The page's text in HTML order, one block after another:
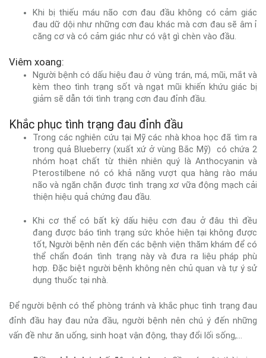
Khi bị thiếu máu não cơn đau đầu không có cảm giác
đau dữ dội như những cơn đau khác mà cơn đau sẽ âm ỉ
căng cơ và có cảm giác như có vật gì chèn vào đầu.
Viêm xoang:
Người bệnh có dấu hiệu đau ở vùng trán, má, mũi, mắt và
kèm theo tình trạng sốt và ngạt mũi khiến khứu giác bị
giảm sẽ dẫn tới tình trạng cơn đau đỉnh đầu.
Khắc phục tình trạng đau đỉnh đầu
Trong các nghiên cứu tại Mỹ các nhà khoa học đã tìm ra
trong quả Blueberry (xuất xứ ở vùng Bắc Mỹ) có chứa 2
nhóm hoạt chất từ thiên nhiên quý là Anthocyanin và
Pterostilbene nó có khả năng vượt qua hàng rào máu
não và ngăn chặn được tình trạng xơ vữa động mạch cải
thiện hiệu quả chứng đau đầu.
Khi cơ thể có bất kỳ dấu hiệu cơn đau ở đâu thì đều
đang được báo tình trạng sức khỏe hiện tại không được
tốt, Người bệnh nên đến các bệnh viện thăm khám để có
thể chẩn đoán tình trạng này và đưa ra liệu pháp phù
hợp. Đặc biệt người bệnh không nên chủ quan và tự ý sử
dụng thuốc tại nhà.
Để người bệnh có thể phòng tránh và khắc phục tình trạng đau
đỉnh đầu hay đau nửa đầu, người bệnh nên chú ý đến những
vấn đề như ăn uống, sinh hoạt vận động, thay đổi lối sống,...